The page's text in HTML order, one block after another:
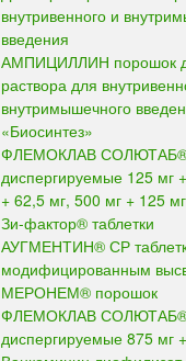
внутривенного и
введения
АМПИЦИЛЛИН порошок
раствора для
внутримышечного
«Биосинтез»
ФЛЕМОКЛАВ СОЛЮТАБ®
диспергируемые 125 мг
+ 62,5 мг, 500 мг + 125 мг
Зи-фактор® таблетки
АУГМЕНТИН® СР
модифицированным
МЕРОНЕМ® порошок
ФЛЕМОКЛАВ СОЛЮТАБ®
диспергируемые 875 мг